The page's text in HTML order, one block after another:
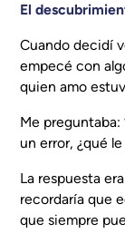
El
Cuando decidí
empecé con
quien amo
Me preguntaba:
un error, ¿qué le
La respuesta
recordaría que
que siempre